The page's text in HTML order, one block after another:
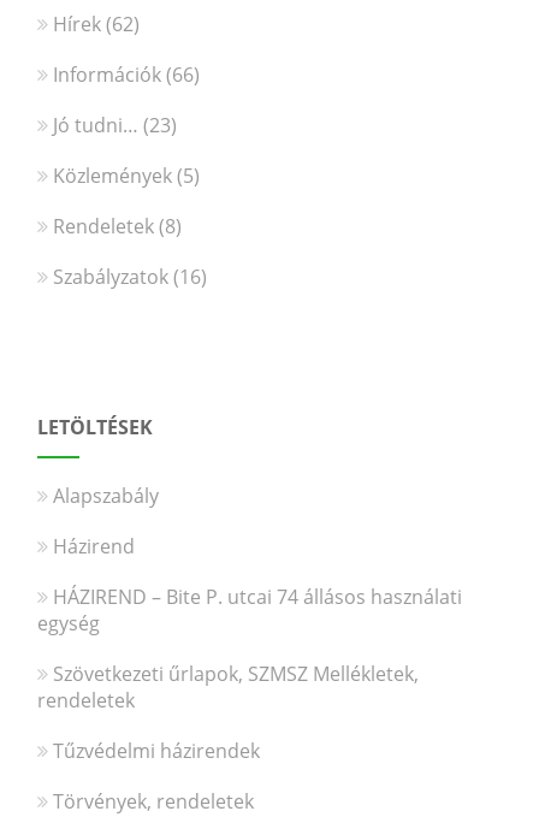
Hírek(62)
Információk(66)
Jó tudni… (23)
Közlemények(5)
Rendeletek(8)
Szabályzatok(16)
LETÖLTÉSEK
Alapszabály
Házirend
HÁZIREND – Bite P. utcai 74 állásos használati
egység
Szövetkezeti űrlapok, SZMSZ Mellékletek,
rendeletek
Tűzvédelmi házirendek
Törvények, rendeletek